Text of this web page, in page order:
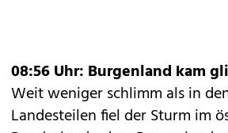
08:56 Uhr: Burgenland kam
Weit weniger schlimm als in
Landesteilen fiel der Sturm im